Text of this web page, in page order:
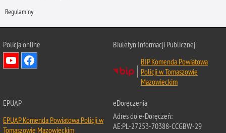
Regulaminy
Policja online
Biuletyn Informacji Publicznej
BIP Komenda Powiatowa
Policji w Tomaszowie
Mazowieckim
EPUAP
EPUAP Komenda Powiatowa Policji w
Tomaszowie Mazowieckim
eDoręczenia
Adres do e-Doręczeń:
AE:PL-27253-70388-CCGBW-29